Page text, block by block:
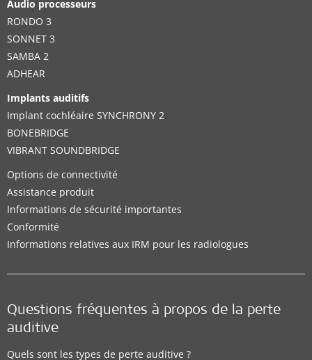
Audio processeurs
RONDO 3
SONNET 3
SAMBA 2
ADHEAR
Implants auditifs
Implant cochléaire SYNCHRONY 2
BONEBRIDGE
VIBRANT SOUNDBRIDGE
Options de connectivité
Assistance produit
Informations de sécurité importantes
Conformité
Informations relatives aux IRM pour les radiologues
Questions fréquentes à propos de la perte
auditive
Quels sont les types de perte auditive ?